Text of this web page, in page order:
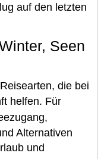
auf den letzten
Seen
die bei
helfen. Für
Alternativen
und